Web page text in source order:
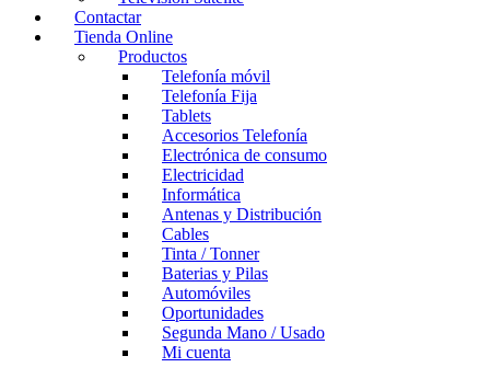
Contactar
Tienda Online
Productos
Telefonía móvil
Telefonía Fija
Tablets
Accesorios Telefonía
Electrónica de consumo
Electricidad
Informática
Antenas y Distribución
Cables
Tinta / Tonner
Baterias y Pilas
Automóviles
Oportunidades
Segunda Mano / Usado
Mi cuenta